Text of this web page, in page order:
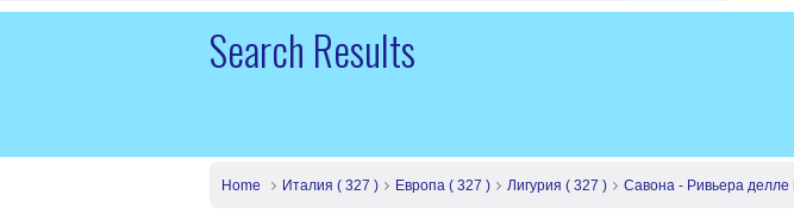
Search Results
Home Италия ( 327 ) Европа ( 327 ) Лигурия ( 327 ) Савона - Ривьера